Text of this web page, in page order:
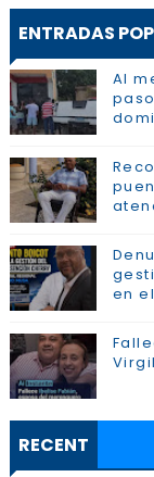
ENTRADAS
Al
en
RECENT